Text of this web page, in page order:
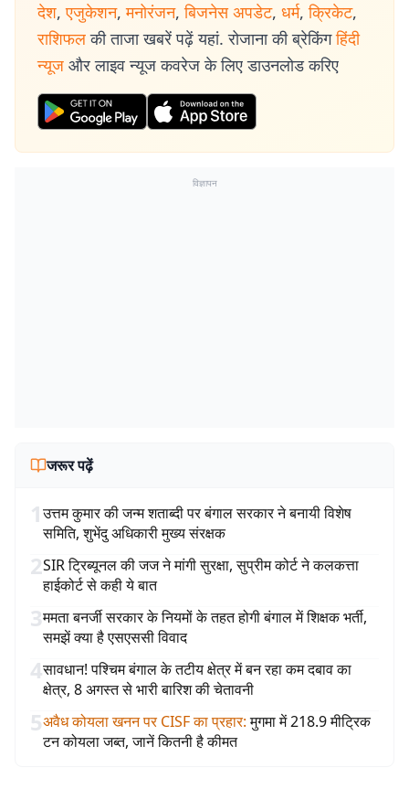
देश, एजुकेशन, मनोरंजन, बिजनेस अपडेट, धर्म, क्रिकेट,
राशिफल की ताजा खबरें पढ़ें यहां. रोजाना की ब्रेकिंग हिंदी
न्यूज और लाइव न्यूज कवरेज के लिए डाउनलोड करिए
विज्ञापन
जरूर पढ़ें
1उत्तम कुमार की जन्म शताब्दी पर बंगाल सरकार ने बनायी विशेष
समिति, शुभेंदु अधिकारी मुख्य संरक्षक
2SIR ट्रिब्यूनल की जज ने मांगी सुरक्षा, सुप्रीम कोर्ट ने कलकत्ता
हाईकोर्ट से कही ये बात
3ममता बनर्जी सरकार के नियमों के तहत होगी बंगाल में शिक्षक भर्ती,
समझें क्या है एसएससी विवाद
4सावधान! पश्चिम बंगाल के तटीय क्षेत्र में बन रहा कम दबाव का
क्षेत्र, 8 अगस्त से भारी बारिश की चेतावनी
5अवैध कोयला खनन पर CISF का प्रहार: मुगमा में 218.9 मीट्रिक
टन कोयला जब्त, जानें कितनी है कीमत